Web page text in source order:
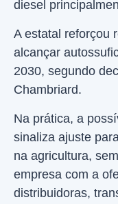
diesel
A estatal reforçou
alcançar
2030, segundo
Chambriard.
Na prática, a
sinaliza ajuste
na agricultura,
empresa com a
distribuidoras,